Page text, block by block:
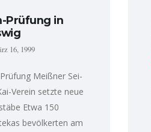
Prüfung in
16, 1999
Meißner Sei-
Verein setzte neue
Etwa 150
bevölkerten am